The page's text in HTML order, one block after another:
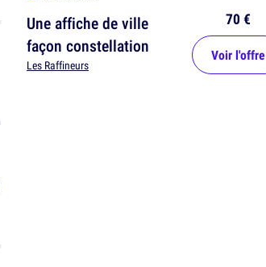
Une affiche de ville
façon constellation
Les Raffineurs
70 €
Voir l'offre